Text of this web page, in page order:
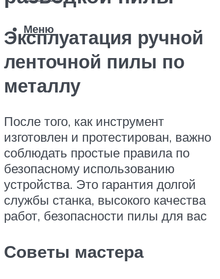
Меню
Эксплуатация ручной
ленточной пилы по
металлу
После того, как инструмент
изготовлен и протестирован, важно
соблюдать простые правила по
безопасному использованию
устройства. Это гарантия долгой
службы станка, высокого качества
работ, безопасности пилы для вас
Советы мастера